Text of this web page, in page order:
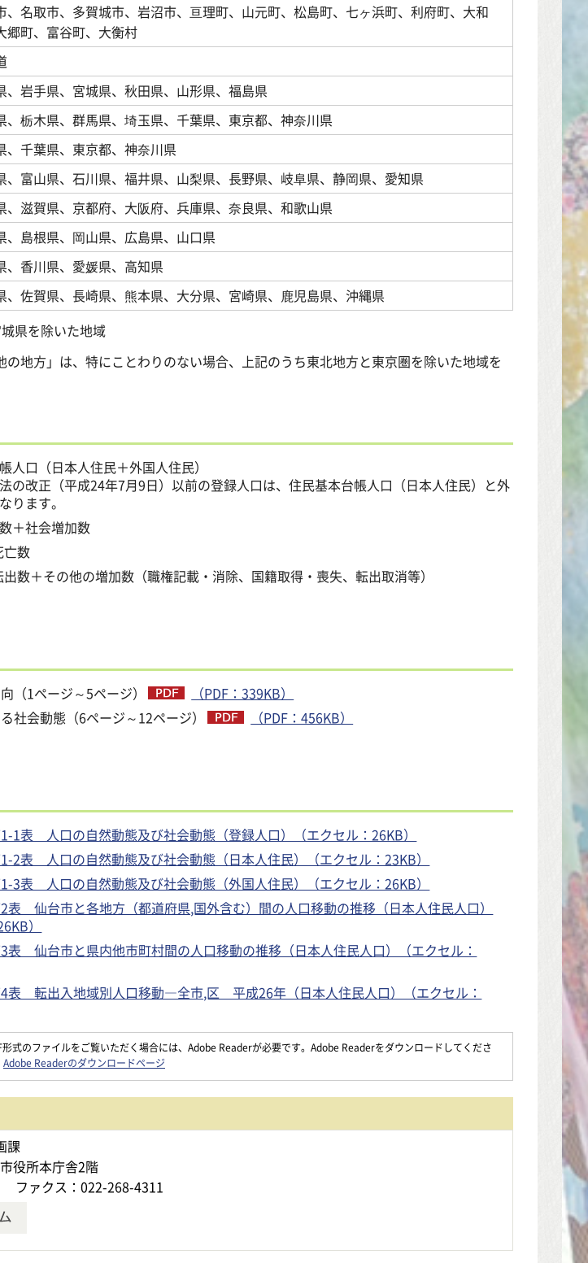
、名取市、多賀城市、岩沼市、亘理町、山元町、松島町、七ヶ浜町、利府町、大和
郷町、富谷町、大衡村
、岩手県、宮城県、秋田県、山形県、福島県
、栃木県、群馬県、埼玉県、千葉県、東京都、神奈川県
、千葉県、東京都、神奈川県
、富山県、石川県、福井県、山梨県、長野県、岐阜県、静岡県、愛知県
、滋賀県、京都府、大阪府、兵庫県、奈良県、和歌山県
、島根県、岡山県、広島県、山口県
、香川県、愛媛県、高知県
、佐賀県、長崎県、熊本県、大分県、宮崎県、鹿児島県、沖縄県
県を除いた地域
の地方」は、特にことわりのない場合、上記のうち東北地方と東京圏を除いた地域を
人口（日本人住民＋外国人住民）
の改正（平成24年7月9日）以前の登録人口は、住民基本台帳人口（日本人住民）と外
ります。
＋社会増加数
亡数
数＋その他の増加数（職権記載・消除、国籍取得・喪失、転出取消等）
（1ページ～5ページ）
（PDF：339KB）
社会動態（6ページ～12ページ）
（PDF：456KB）
1表 人口の自然動態及び社会動態（登録人口）（エクセル：26KB）
2表 人口の自然動態及び社会動態（日本人住民）（エクセル：23KB）
3表 人口の自然動態及び社会動態（外国人住民）（エクセル：26KB）
表 仙台市と各地方（都道府県,国外含む）間の人口移動の推移（日本人住民人口）
）
表 仙台市と県内他市町村間の人口移動の推移（日本人住民人口）（エクセル：
表 転出入地域別人口移動―全市,区 平成26年（日本人住民人口）（エクセル：
形式のファイルをご覧いただく場合には、Adobe Readerが必要です。Adobe Readerをダウンロードしてくださ
Adobe Readerのダウンロードページ
課
役所本庁舎2階
ファクス：022-268-4311